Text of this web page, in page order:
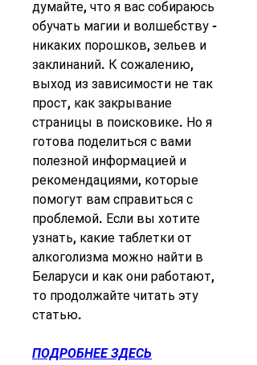
думайте, что я вас собираюсь
обучать магии и волшебству -
никаких порошков, зельев и
заклинаний. К сожалению,
выход из зависимости не так
прост, как закрывание
страницы в поисковике. Но я
готова поделиться с вами
полезной информацией и
рекомендациями, которые
помогут вам справиться с
проблемой. Если вы хотите
узнать, какие таблетки от
алкоголизма можно найти в
Беларуси и как они работают,
то продолжайте читать эту
статью.
ПОДРОБНЕЕ ЗДЕСЬ